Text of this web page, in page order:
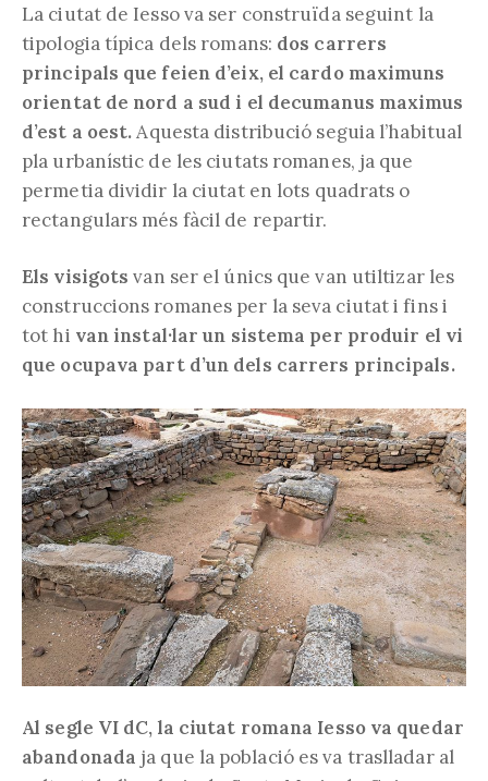
La ciutat de Iesso va ser construïda seguint la
tipologia típica dels romans: dos carrers
principals que feien d’eix, el cardo maximuns
orientat de nord a sud i el decumanus maximus
d’est a oest.Aquesta distribució seguia l’habitual
pla urbanístic de les ciutats romanes, ja que
permetia dividir la ciutat en lots quadrats o
rectangulars més fàcil de repartir.
Els visigots van ser el únics que van utiltizar les
construccions romanes per la seva ciutat i fins i
tot hi van instal·lar un sistema per produir el vi
que ocupava part d’un dels carrers principals.
Al segle VI dC, la ciutat romana Iesso va quedar
abandonada ja que la població es va traslladar al